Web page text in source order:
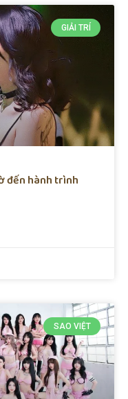
GIẢI TRÍ
đến hành trình
SAO VIỆT